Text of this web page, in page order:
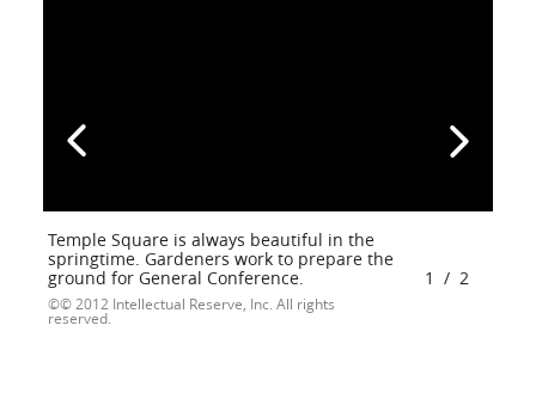
Temple Square is always beautiful in the
springtime. Gardeners work to prepare the
ground for General Conference.
© 2012 Intellectual Reserve, Inc. All rights
reserved.
1 / 2